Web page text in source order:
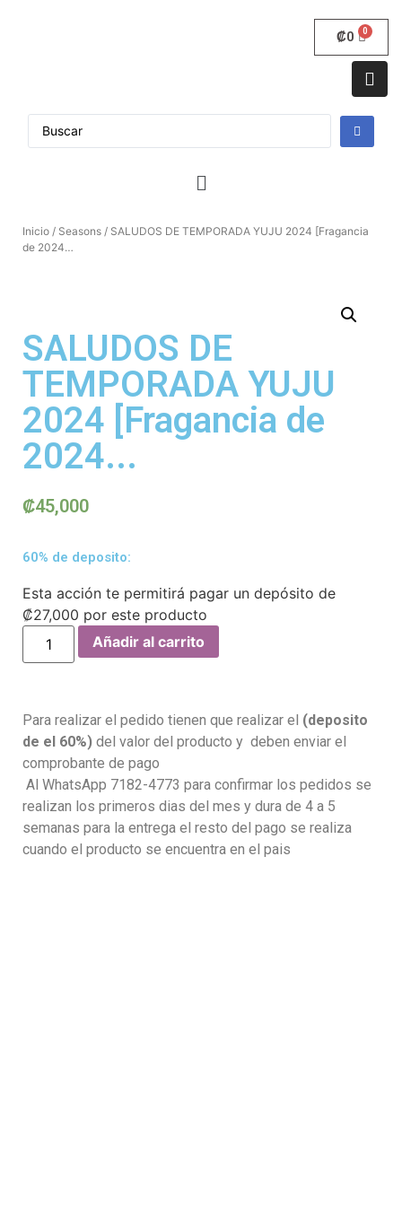
₡0
Inicio / Seasons / SALUDOS DE TEMPORADA YUJU 2024 [Fragancia
de 2024…
SALUDOS DE
TEMPORADA YUJU
2024 [Fragancia de
2024...
₡45,000
60% de deposito:
Esta acción te permitirá pagar un depósito de
₡27,000 por este producto
Añadir al carrito
Para realizar el pedido tienen que realizar el (deposito
de el 60%) del valor del producto y deben enviar el
comprobante de pago
Al WhatsApp 7182-4773 para confirmar los pedidos se
realizan los primeros dias del mes y dura de 4 a 5
semanas para la entrega el resto del pago se realiza
cuando el producto se encuentra en el pais